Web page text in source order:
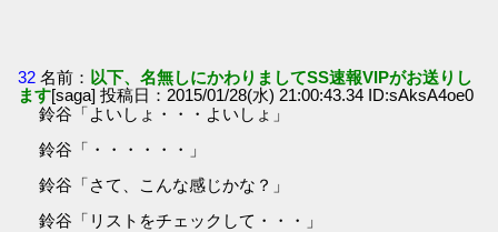
32 名前： 以下、名無しにかわりましてSS速報VIPがお送りし
ます[saga] 投稿日：2015/01/28(水) 21:00:43.34 ID:sAksA4oe0
鈴谷「よいしょ・・・よいしょ」
鈴谷「・・・・・・」
鈴谷「さて、こんな感じかな？」
鈴谷「リストをチェックして・・・」